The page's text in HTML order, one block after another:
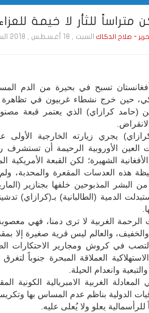
متراساً للثأر لا خيمة
- صلاح الدكاكالسبت , 18 أغـسـطـس , 2018 الساعة 5:49:26 PM
تسبح في بحيرة من الدم
حين خرج نشطاء غربيون في تظاهرة
(حامد كرازاي) الذي يعتمر قبعة
يجري زيارته الخارجية الأولى
العين الأوروبية الرحيمة أن
الأفغانية الشهيرة؛ لكن القبعة
هذه العدسات المقعرة والمحدبة،
من البشر المذبوحين خلفها بجنازير
الدمية (الطالبانية) بـ(كرازاي)
الغربية لا ترى دمنا، فهي
والخفيف، والعالم ليس قرية صغيرة إلا
في كروش ومجارير الاحتكارات
العملاقة المبحرة جنوباً
وانعدام الحيلة.
الغربية الامبريالية الكونية
الدولية بناظم عدم المساس بها
للرأسمالية يعلو ولا يُعلى عليه.